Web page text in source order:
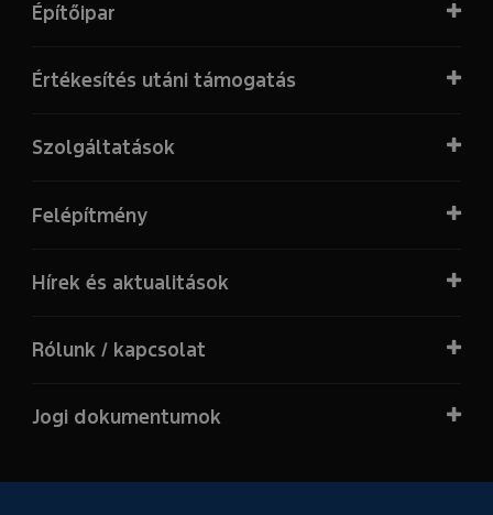
Építőipar
Értékesítés utáni támogatás
Szolgáltatások
Felépítmény
Hírek és aktualitások
Rólunk / kapcsolat
Jogi dokumentumok